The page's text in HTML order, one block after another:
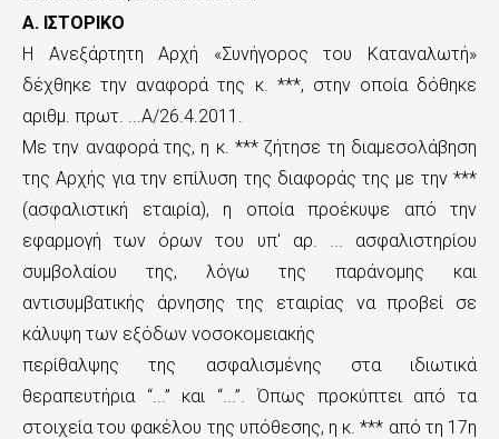
Α. ΙΣΤΟΡΙΚΟ
Η Ανεξάρτητη Αρχή «Συνήγορος του Καταναλωτή»
δέχθηκε την αναφορά της κ. ***, στην οποία δόθηκε
αριθμ. πρωτ. ...Α/26.4.2011.
Με την αναφορά της, η κ. *** ζήτησε τη διαμεσολάβηση
της Αρχής για την επίλυση της διαφοράς της με την ***
(ασφαλιστική εταιρία), η οποία προέκυψε από την
εφαρμογή των όρων του υπ' αρ. ... ασφαλιστηρίου
συμβολαίου της, λόγω της παράνομης και
αντισυμβατικής άρνησης της εταιρίας να προβεί σε
κάλυψη των εξόδων νοσοκομειακής
περίθαλψης της ασφαλισμένης στα ιδιωτικά
θεραπευτήρια “...” και “...”. Όπως προκύπτει από τα
στοιχεία του φακέλου της υπόθεσης, η κ. *** από τη 17η